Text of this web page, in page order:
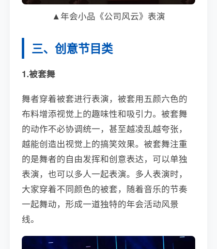
▲年会小品《公司风云》表演
三、创意节目类
1.被套舞
舞者穿着被套进行表演，被套用五颜六色的
布料增添视觉上的趣味性和吸引力。被套舞
的动作不必协调统一，甚至越凌乱越夸张，
越能创造出视觉上的搞笑效果。被套舞注重
的是舞者的自由发挥和创意表达，可以单独
表演，也可以多人一起表演。多人表演时，
大家穿着不同颜色的被套，随着音乐的节奏
一起舞动，形成一道独特的年会活动风景
线。